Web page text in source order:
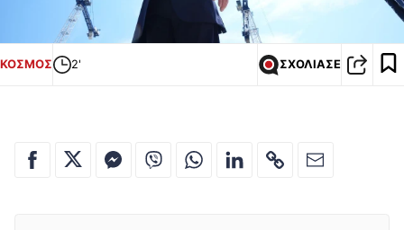
ΚΟΣΜΟΣ 2' ΣΧΟΛΙΑΣΕ